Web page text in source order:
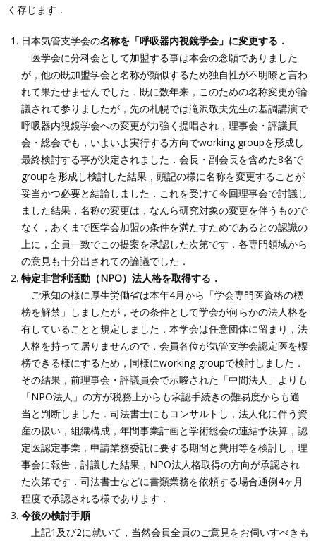
く存じます．
日本気管支学会の名称を「呼吸器内視鏡学会」に変更する．
医学会に分科会として加盟する事は本会の念願でありました
が，他の既加盟学会と名称が類似するため独自性が不明瞭と言わ
れて果たせませんでした．既に数年来，このための名称変更が論
議されて参りましたが，先の札幌では滝沢敬夫先生の基調講演で
呼吸器内視鏡学会への変更が力強く提唱され，理事会・評議員
会・総会でも，いよいよ実行する方向でworking groupを形成し
最終検討する事が決定されました．会長・副会長を含めた8名で
groupを形成し検討した結果，頭記の様に名称を変更することが
妥当かつ必要と結論しました．これを受けて今回理事会で討議し
ました結果，名称の変更は，なんら研究対象の変更を伴うもので
なく，あくまで医学会加盟の条件を満たすためであるとの認識の
上に，全員一致でこの提案を承認した次第です．各専門領域から
の意見も十分出されての論議でした．
特定非営利活動（NPO）法人格を取得する．
ご承知の様に厚生労働省は本年4月から「学会専門医資格の標
榜を解禁」しましたが，その条件として学会が何らかの法人格を
有していることと規定しました．本学会は任意団体に留まり，法
人格を持って居りませんので，会員各位が気管支学会認定医を標
榜できる様にするため，同様にworking groupで検討しました．
その結果，前理事会・評議員会で示唆された「中間法人」よりも
「NPO法人」の方が税務上からも承認手続きの難易度からも適
当と判断しました．司法書士にもコンサルトし，法人化に伴う資
産の扱い，組織構成，年間事業計画と学術総会の連結予決算，認
定医認定事業，申請業務委託に要する期間と費用等を検討し，理
事会に報告，討議した結果，NPO法人格取得の方向が承認され
た次第です．司法書士などに書類業務を依頼する場合通例4ヶ月
程度で承認される様であります．
今後の検討手順
上記1及び2に就いて，当然会員全員のご意見をお伺いすべきも